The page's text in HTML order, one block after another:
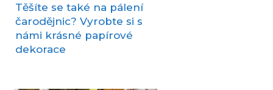
Těšíte se také na pálení
čarodějnic? Vyrobte si s
námi krásné papírové
dekorace